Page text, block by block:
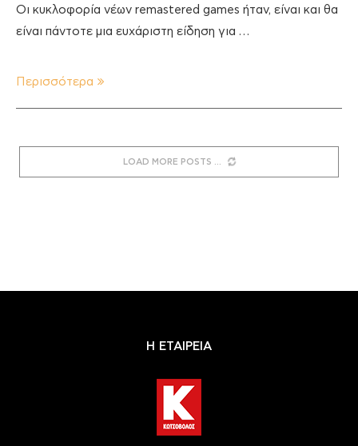
Οι κυκλοφορία νέων remastered games ήταν, είναι και θα
είναι πάντοτε μια ευχάριστη είδηση για …
Περισσότερα
LOAD MORE POSTS
Η ΕΤΑΙΡΕΙΑ